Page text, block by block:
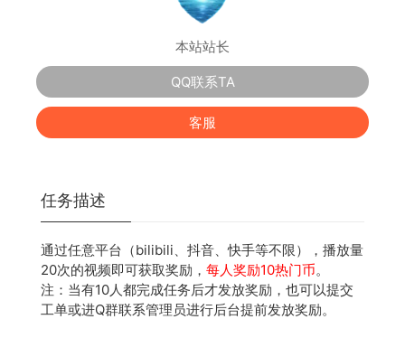
本站站长
QQ联系TA
客服
任务描述
通过任意平台（bilibili、抖音、快手等不限），播放量
20次的视频即可获取奖励， 每人奖励10热门币。
注：当有10人都完成任务后才发放奖励，也可以提交
工单或进Q群联系管理员进行后台提前发放奖励。